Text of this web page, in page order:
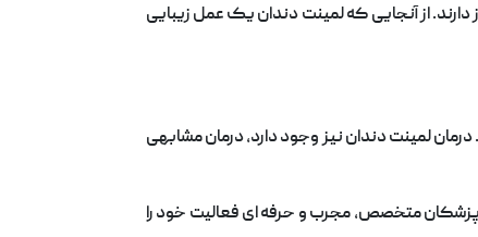
از آنجایی که لمینت دندان یک عمل زیبایی
لمینت دندان نیز وجود دارد، درمان مشابهی
روز جهان و اعتماد پزشکان متخصص، مجرب و حرفه ای فعالیت خود را